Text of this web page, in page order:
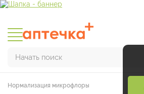
Начать поиск
Нормализация микрофлоры